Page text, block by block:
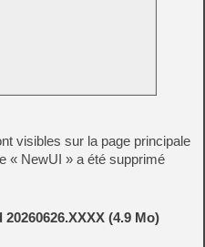
visibles sur la page principale
« NewUI » a été supprimé
(4.9 Mo)